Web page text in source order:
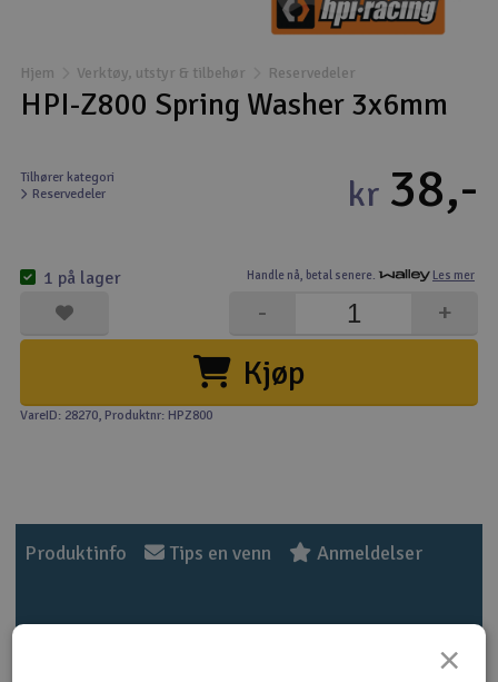
Droner
Fly
Helikopter
Kamerautstyr
Modellbygging, LEGO & byggesett
Modelljernbane
Outlet
Hjem Verktøy, utstyr & tilbehør Reservedeler
HPI-Z800 Spring Washer 3x6mm
Tilhører kategori
Reservedeler
Handle nå, betal senere. Les mer
kr 38,-
Kjøp
+
-
1 på lager
VareID: 28270, Produktnr: HPZ800
Produktinfo Tips en venn Anmeldelser
×